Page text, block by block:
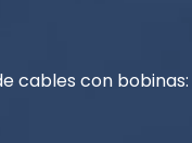
cables con